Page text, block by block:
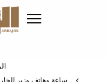
ساعة وهاتف وزير